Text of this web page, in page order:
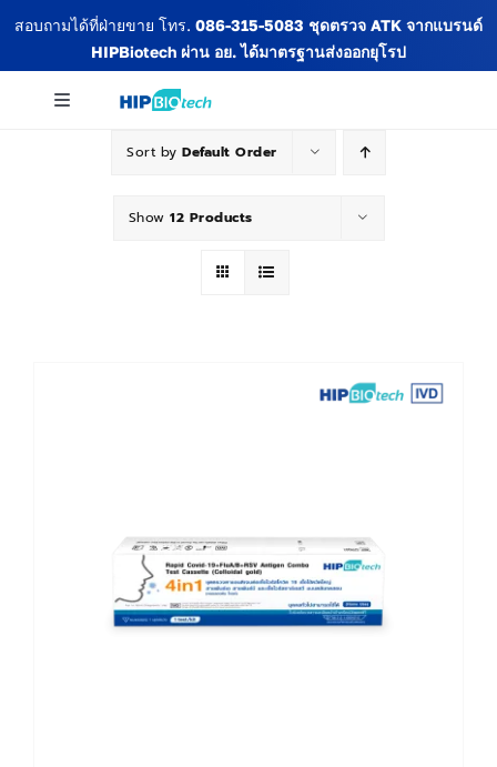
สอบถามได้ที่ฝ่ายขาย โทร. 086-315-5083 ชุดตรวจ ATK จากแบรนด์
HIPBiotech ผ่าน อย. ได้มาตรฐานส่งออกยุโรป
Toggle
Sort by Default Order
Show 12 Products